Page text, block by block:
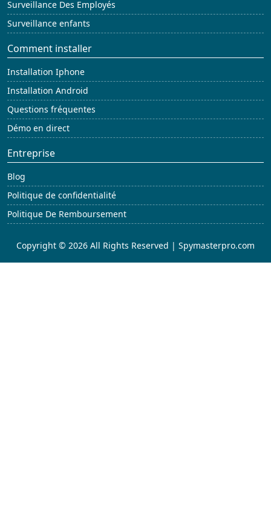
Surveillance Des Employés
Surveillance enfants
Comment installer
Installation Iphone
Installation Android
Questions fréquentes
Démo en direct
Entreprise
Blog
Politique de confidentialité
Politique De Remboursement
Copyright © 2026 All Rights Reserved | Spymasterpro.com